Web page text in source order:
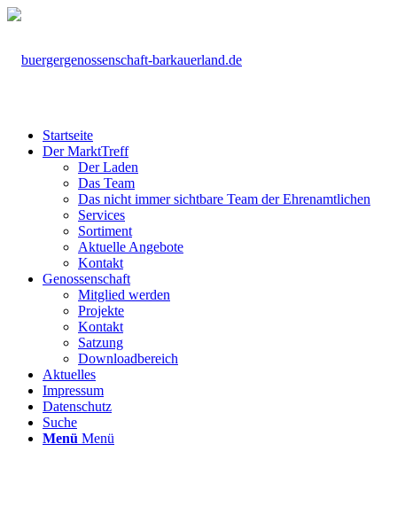
Startseite
Der MarktTreff
Der Laden
Das Team
Das nicht immer sichtbare Team der Ehrenamtlichen
Services
Sortiment
Aktuelle Angebote
Kontakt
Genossenschaft
Mitglied werden
Projekte
Kontakt
Satzung
Downloadbereich
Aktuelles
Impressum
Datenschutz
Suche
Menü Menü